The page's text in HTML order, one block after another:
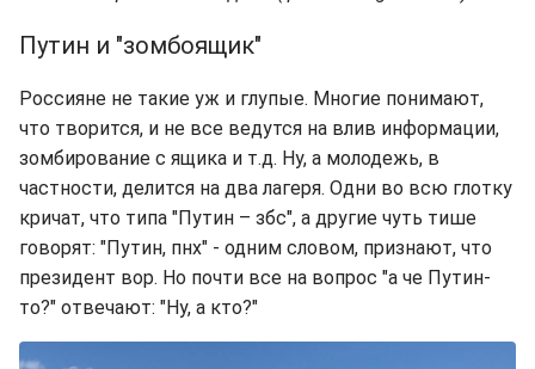
Путин и "зомбоящик"
Россияне не такие уж и глупые. Многие понимают,
что творится, и не все ведутся на влив информации,
зомбирование с ящика и т.д. Ну, а молодежь, в
частности, делится на два лагеря. Одни во всю глотку
кричат, что типа "Путин – збс", а другие чуть тише
говорят: "Путин, пнх" - одним словом, признают, что
президент вор. Но почти все на вопрос "а че Путин-
то?" отвечают: "Ну, а кто?"